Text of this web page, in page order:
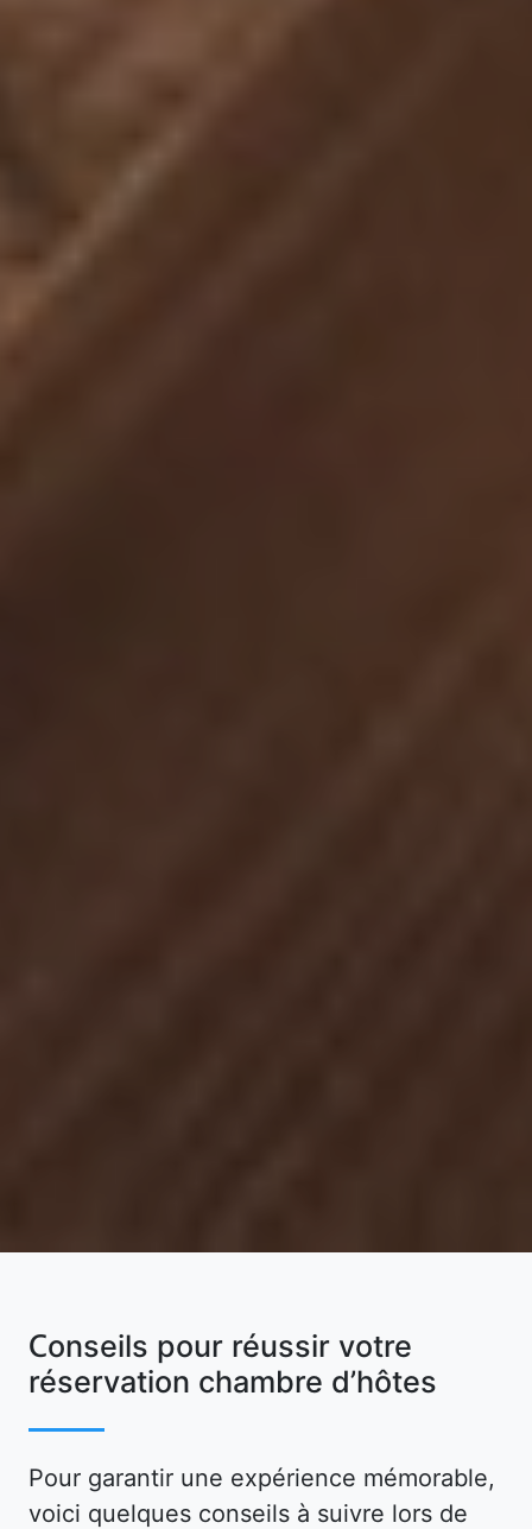
Conseils pour réussir votre
réservation chambre d’hôtes
Pour garantir une expérience mémorable,
voici quelques conseils à suivre lors de